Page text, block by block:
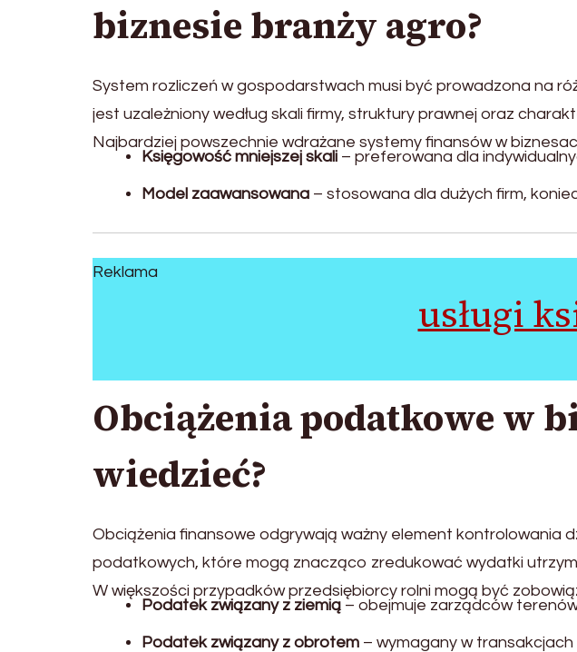
biznesie branży agro?
System rozliczeń w gospodarstwach musi być prowadzona na
jest uzależniony według skali firmy, struktury prawnej oraz
Najbardziej powszechnie wdrażane systemy finansów w
Księgowość mniejszej skali – preferowana dla
Model zaawansowana – stosowana dla dużych firm,
Reklama
usługi
Obciążenia podatkowe w
wiedzieć?
Obciążenia finansowe odgrywają ważny element kontrolowania
podatkowych, które mogą znacząco zredukować wydatki
W większości przypadków przedsiębiorcy rolni mogą być
Podatek związany z ziemią – obejmuje zarządców
Podatek związany z obrotem – wymagany w transakcjach